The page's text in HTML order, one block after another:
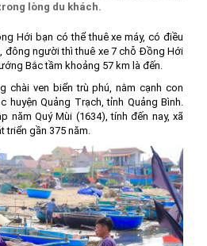
lòng du khách.
Hới bạn có thể thuê xe máy, có điều
đông người thì thuê xe 7 chỗ Đồng Hới
Bắc tầm khoảng 57 km là đến.
chài ven biển trù phú, nằm cạnh con
huyện Quảng Trạch, tỉnh Quảng Bình.
năm Quý Mùi (1634), tính đến nay, xã
triển gần 375 năm.